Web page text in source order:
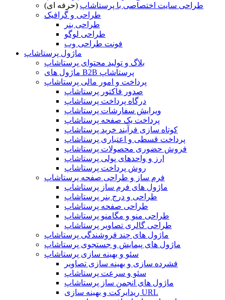
طراحی سایت اختصاصی با پرستاشاپ (حرفه ای)
طراحی و گرافیک
طراحی بنر
طراحی لوگو
فونت طراحی وب
ماژول پرستاشاپ
بلاگ و تولید محتوای پرستاشاپ
ماژول های B2B پرستاشاپ
پرداخت و امور مالی پرستاشاپ
صدور فاکتور پرستاشاپ
درگاه پرداخت پرستاشاپ
ویرایش سفارشات پرستاشاپ
پرداخت یک صفحه پرستاشاپ
کوتاه سازی فرآیند خرید پرستاشاپ
پرداخت قسطی و اعتباری پرستاشاپ
فروش حضوری محصولات پرستاشاپ
ارز و واحدهای پولی پرستاشاپ
روش پرداخت پرستاشاپ
فرم ساز و طراحی صفحه پرستاشاپ
ماژول های فرم ساز پرستاشاپ
طراحی و درج بنر پرستاشاپ
طراحی صفحه پرستاشاپ
طراحی منو و مگامنو پرستاشاپ
طراحی گالری تصاویر پرستاشاپ
ماژول های چند فروشندگی پرستاشاپ
ماژول های پیمایش و جستجوی پرستاشاپ
سئو و بهینه سازی پرستاشاپ
فشرده سازی و بهینه سازی تصاویر
سئو و سرعت پرستاشاپ
ماژول های انجمن ساز پرستاشاپ
ریدایرکت و بهینه سازی URL